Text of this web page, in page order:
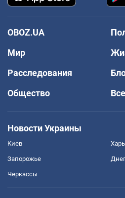
OBOZ.UA
Мир
Расследования
Общество
Новости Украины
Киев
Запорожье
Черкассы